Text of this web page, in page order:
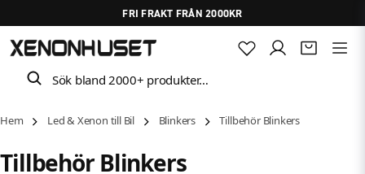
FRI FRAKT FRÅN 2000KR
Sök bland 2000+ produkter…
Hem Led & Xenon till Bil Blinkers Tillbehör Blinkers
Tillbehör Blinkers